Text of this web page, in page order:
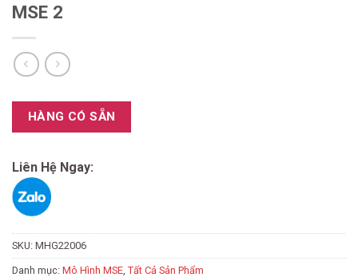
MSE 2
HÀNG CÓ SẴN
Liên Hệ Ngay:
SKU: MHG22006
Danh mục: Mô Hình MSE Tất Cả Sản Phẩm